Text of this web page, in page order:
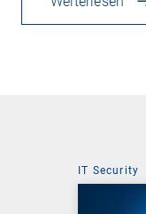
IT Security